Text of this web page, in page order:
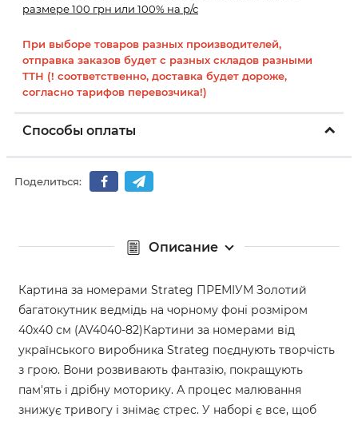
размере 100 грн или 100% на р/с
При выборе товаров разных производителей,
отправка заказов будет с разных складов разными
ТТН (! соответственно, доставка будет дороже,
согласно тарифов перевозчика!)
Способы оплаты
Поделиться:
Описание
Картина за номерами Strateg ПРЕМІУМ Золотий
багатокутник ведмідь на чорному фоні розміром
40х40 см (AV4040-82)Картини за номерами від
українського виробника Strateg поєднують творчість
з грою. Вони розвивають фантазію, покращують
пам'ять і дрібну моторику. А процес малювання
знижує тривогу і знімає стрес. У наборі є все, щоб